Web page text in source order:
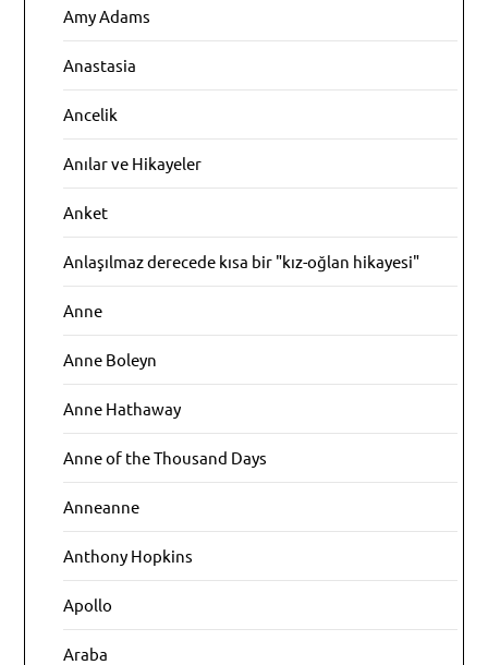
Amy Adams
Anastasia
Ancelik
Anılar ve Hikayeler
Anket
Anlaşılmaz derecede kısa bir "kız-oğlan hikayesi"
Anne
Anne Boleyn
Anne Hathaway
Anne of the Thousand Days
Anneanne
Anthony Hopkins
Apollo
Araba